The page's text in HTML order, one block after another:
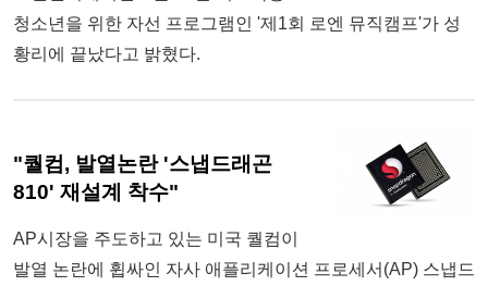
청소년을 위한 자선 프로그램인 '제1회 로엔 뮤직캠프'가 성
황리에 끝났다고 밝혔다.
"퀄컴, 발열논란 '스냅드래곤
810' 재설계 착수"
AP시장을 주도하고 있는 미국 퀄컴이
발열 논란에 휩싸인 자사 애플리케이션 프로세서(AP) 스냅드